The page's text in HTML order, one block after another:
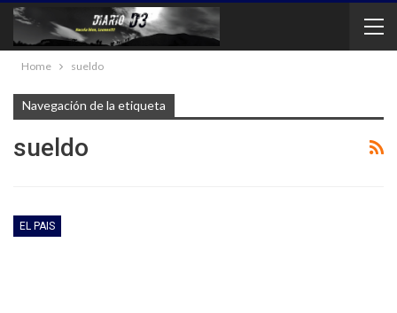
Home sueldo
Navegación de la etiqueta
sueldo
EL PAIS